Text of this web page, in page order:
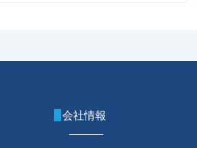
会社情報